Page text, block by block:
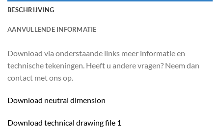
BESCHRIJVING
AANVULLENDE INFORMATIE
Download via onderstaande links meer informatie en
technische tekeningen. Heeft u andere vragen? Neem dan
contact met ons op.
Download neutral dimension
Download technical drawing file 1